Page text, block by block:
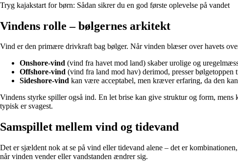
Tryg kajakstart for børn: Sådan sikrer du en god første oplevelse på vandet
Vindens rolle – bølgernes arkitekt
Vind er den primære drivkraft bag bølger. Når vinden blæser over havets
Onshore-vind (vind fra havet mod land) skaber urolige og
Offshore-vind (vind fra land mod hav) derimod, presser
Sideshore-vind kan være acceptabel, men kræver erfaring, da den
Vindens styrke spiller også ind. En let brise kan give struktur og form,
typisk er svagest.
Samspillet mellem vind og tidevand
Det er sjældent nok at se på vind eller tidevand alene – det er
når vinden vender eller vandstanden ændrer sig.